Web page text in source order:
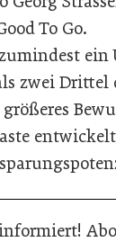
To Go.
ein
zwei Drittel